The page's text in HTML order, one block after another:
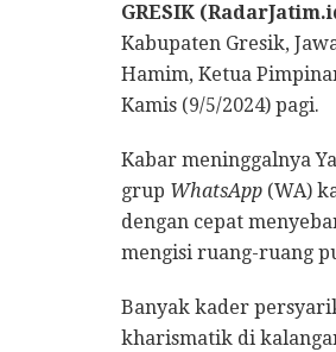
GRESIK
Kabupaten Gresik,
Hamim, Ketua
Kamis (9/5/2024) pagi.
Kabar meninggalnya
grup WhatsApp (WA)
dengan cepat
mengisi ruang-ruang
Banyak kader
kharismatik di